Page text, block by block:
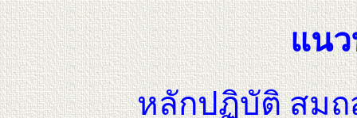
แน
หลักปฏิบัติ สมถ